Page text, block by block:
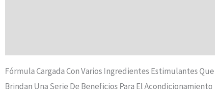
Fórmula Cargada Con Varios Ingredientes Estimulantes Que
Brindan Una Serie De Beneficios Para El Acondicionamiento